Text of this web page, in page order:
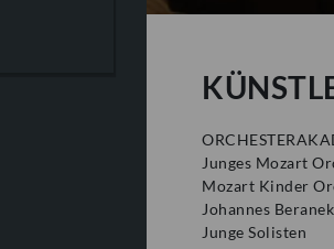
Junges Mozart
Mozart Kinder
Johannes Beranek
Junge Solisten